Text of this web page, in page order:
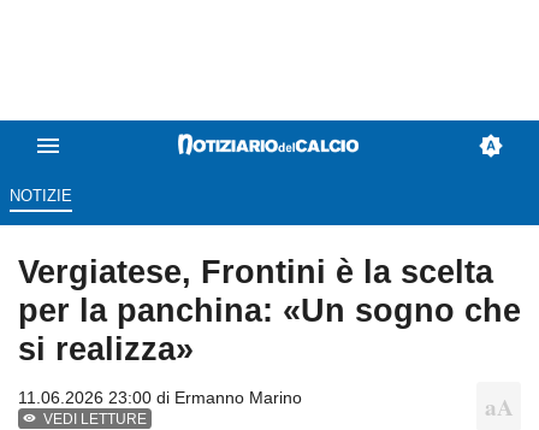
NOTIZIE
Vergiatese, Frontini è la scelta
per la panchina: «Un sogno che
si realizza»
11.06.2026 23:00 di Ermanno Marino
VEDI LETTURE